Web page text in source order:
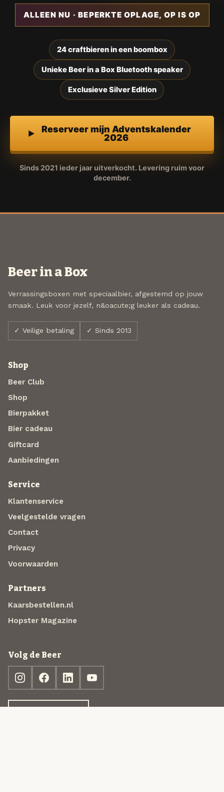
ALLEEN NU · BEPERKTE OPLAGE, OP IS OP
24 craftbieren in een boombox
Unieke Beer in a Box Bluetooth speaker
Exclusieve Silver Edition
Reserveer mijn Adventskalender
2026
Sinds 2021 ieder jaar uitverkocht. Levering ruim voor
december.
Beer in a Box
Verrassingsboxen met speciaalbier, afgestemd op jouw
smaak. Leuk voor jezelf, n&oacute;g leuker als cadeau.
✓ Veilige betaling ✓ Sinds 2013
Shop
Beer Club
Shop
Bierpakket
Bier cadeau
Giftcard
Aanbiedingen
Service
Klantenservice
Veelgestelde vragen
Contact
Privacy
Voorwaarden
Partners
Kaarsbestellen.nl
Hopster Magazine
Volg de Beer